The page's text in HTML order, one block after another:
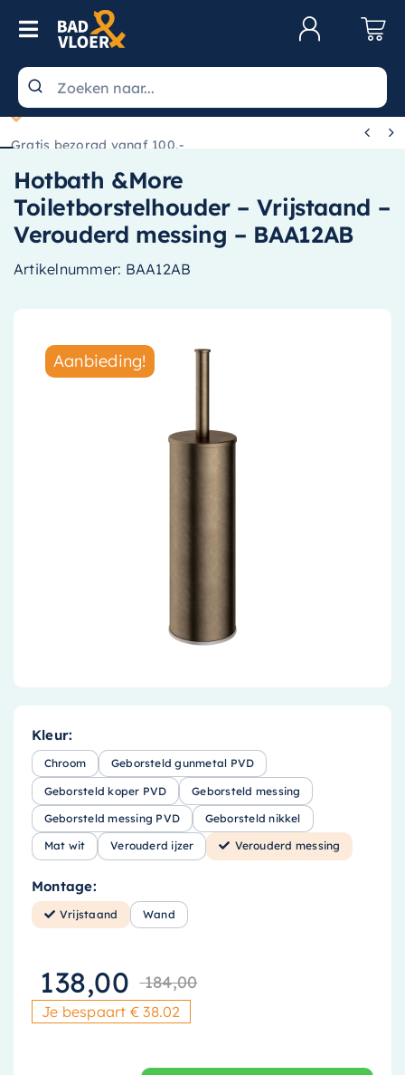
Skip to content
Toggle Navigation
Wastafels
Toiletten
Spiegels
Kranen
Douche
Radiatoren
Installatiemateriaal
 
Hotbath &More
Toiletborstelhouder – Vrijstaand –
Verouderd messing – BAA12AB
Artikelnummer: BAA12AB
Aanbieding!
Kleur:
Chroom Geborsteld gunmetal PVD
Geborsteld koper PVD Geborsteld messing
Geborsteld messing PVD Geborsteld nikkel
Mat wit Verouderd ijzer Verouderd messing
Montage:
Vrijstaand Wand
184,00
138,00 Huidige prijs
Je bespaart € 38.02